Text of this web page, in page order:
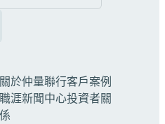
關於仲量聯行客戶案例
職涯新聞中心投資者關
係